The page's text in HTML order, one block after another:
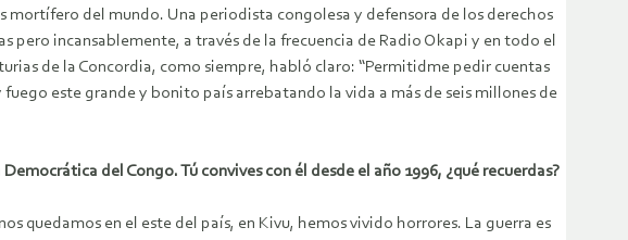
del mundo. Una periodista congolesa y defensora de los derechos
pero incansablemente, a través de la frecuencia de Radio Okapi y en todo el
de la Concordia, como siempre, habló claro: “Permitidme pedir cuentas
este grande y bonito país arrebatando la vida a más de seis millones de
del Congo. Tú convives con él desde el año 1996, ¿qué recuerdas?
quedamos en el este del país, en Kivu, hemos vivido horrores. La guerra es